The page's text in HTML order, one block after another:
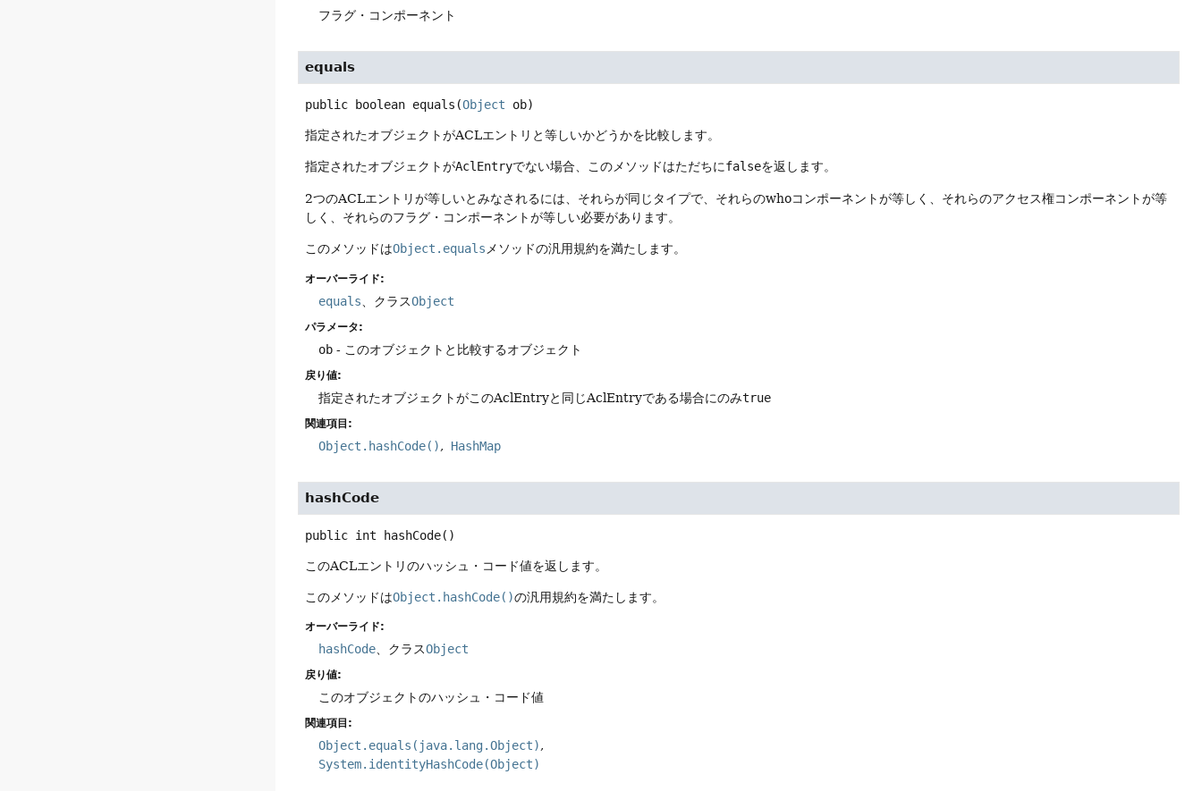
フラグ・コンポーネント
equals
public boolean equals (Object ob)
指定されたオブジェクトがACLエントリと等しいかどうかを比較します。
指定されたオブジェクトがAclEntryでない場合、このメソッドはただちにfalseを返します。
2つのACLエントリが等しいとみなされるには、それらが同じタイプで、それらのwhoコンポーネントが等しく、それらのアクセス権コンポーネントが等
しく、それらのフラグ・コンポーネントが等しい必要があります。
このメソッドはObject.equals メソッドの汎用規約を満たします。
オーバーライド:
equals 、クラスObject
パラメータ:
ob - このオブジェクトと比較するオブジェクト
戻り値:
指定されたオブジェクトがこのAclEntryと同じAclEntryである場合にのみtrue
関連項目:
Object.hashCode() HashMap
hashCode
public int hashCode()
このACLエントリのハッシュ・コード値を返します。
このメソッドはObject.hashCode()の汎用規約を満たします。
オーバーライド:
hashCode、クラスObject
戻り値:
このオブジェクトのハッシュ・コード値
関連項目:
Object.equals(java.lang.Object)
System.identityHashCode(Object)